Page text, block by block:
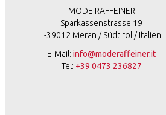
MODE RAFFEINER
Sparkassenstrasse 19
I-39012 Meran / Südtirol / Italien
E-Mail: info@moderaffeiner.it
Tel: +39 0473 236827